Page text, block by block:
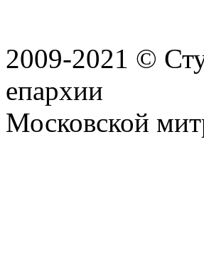
2009-2021 ©
епархии
Московской